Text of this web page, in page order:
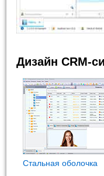
Дизайн CRM-
Стальная оболочка